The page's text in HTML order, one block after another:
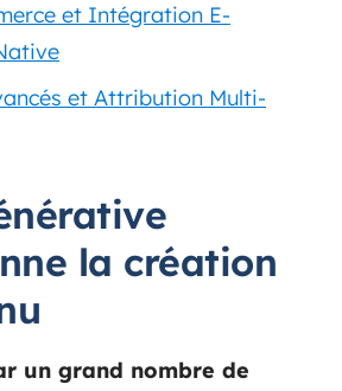
et Intégration E-
et Attribution Multi-
la création
un grand nombre de